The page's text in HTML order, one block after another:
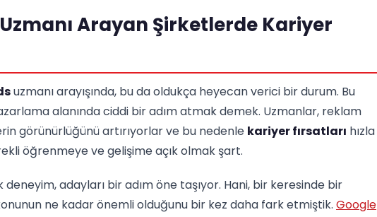
Arayan Şirketlerde Kariyer
uzmanı arayışında, bu da oldukça heyecan verici bir durum. Bu
alanında ciddi bir adım atmak demek. Uzmanlar, reklam
görünürlüğünü artırıyorlar ve bu nedenle kariyer fırsatları hızla
öğrenmeye ve gelişime açık olmak şart.
adayları bir adım öne taşıyor. Hani, bir keresinde bir
ne kadar önemli olduğunu bir kez daha fark etmiştik. Google